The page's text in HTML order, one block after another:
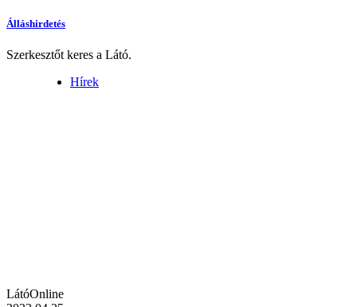
Álláshirdetés
Szerkesztőt keres a Látó.
Hírek
LátóOnline